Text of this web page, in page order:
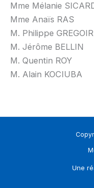
Mme Mélanie
Mme Anaïs RAS
M. Philippe
M. Jérôme BELLIN
M. Quentin ROY
M. Alain KOCIUBA
Une